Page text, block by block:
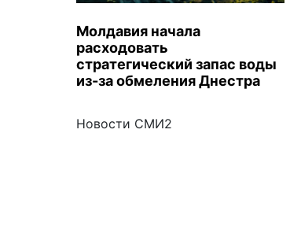
Молдавия начала
расходовать
стратегический запас воды
из-за обмеления Днестра
Новости СМИ2